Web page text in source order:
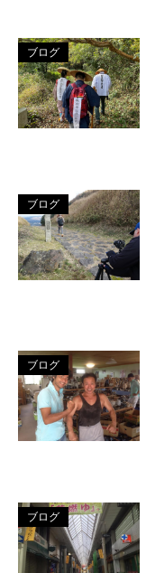
ブログ
ブログ
ブログ
ブログ